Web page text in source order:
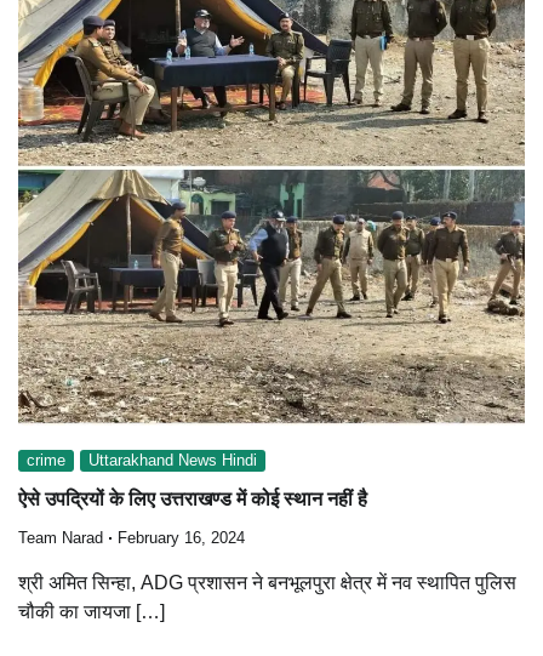
crime Uttarakhand News Hindi
ऐसे उपद्रियों के लिए उत्तराखण्ड में कोई स्थान नहीं है
Team Narad February 16, 2024
श्री अमित सिन्हा, ADG प्रशासन ने बनभूलपुरा क्षेत्र में नव स्थापित पुलिस
चौकी का जायजा […]